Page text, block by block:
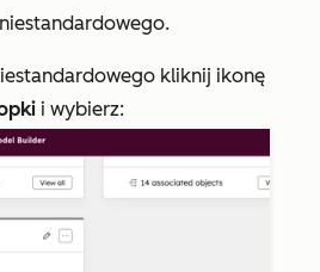
kliknij ikonę
i wybierz: